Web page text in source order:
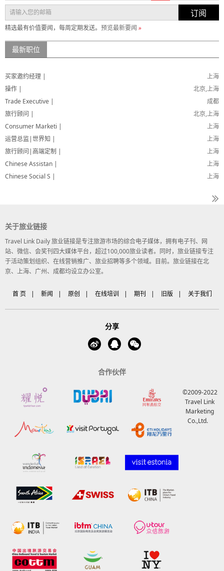
订阅
精选最有价值要闻，每周定期发送。 预览最新要闻 »
最新职位
上海
买家邀约经理 |
北京,上海
操作 |
成都
Trade Executive |
北京,上海
旅行顾问 |
上海
Consumer Marketi |
上海
运营总监|世界知 |
上海
旅行顾问|高端定制 |
上海
Chinese Assistan |
上海
Chinese Social S |
关于旅业链接
Travel Link Daily 旅业链接是专注旅游市场的综合电子媒体，拥有电子刊、网
站、微信、会奖刊四大媒体平台，超过100,000旅业读者。同时，旅业链接专注
于活动策划组织、在线营销推广、旅业招聘等多个领域。目前。旅业链接在北
京、上海、广州、成都均设立办公室。
首 页 | 新闻 | 原创 | 在线培训 | 期刊 | 旧版 | 关于我们
分享
合作伙伴
©2009-2022
Travel Link
Marketing
Co.,Ltd.